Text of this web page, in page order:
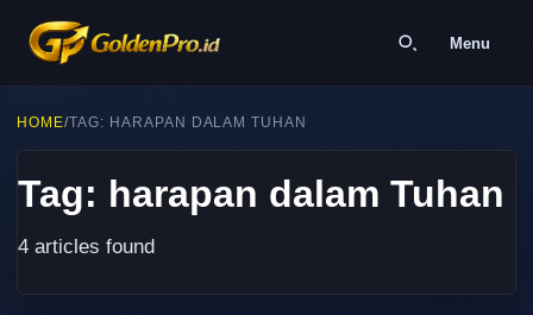
Menu
HOME/TAG: HARAPAN DALAM TUHAN
Tag: harapan dalam Tuhan
4 articles found